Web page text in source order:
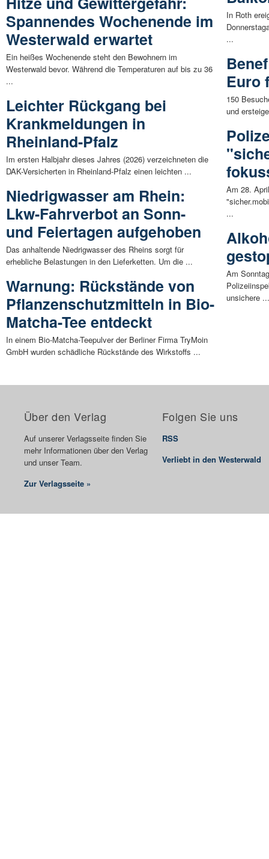
Spannendes Wochenende im
Westerwald erwartet
Ein heißes Wochenende steht den Bewohnern im
Westerwald bevor. Während die Temperaturen auf bis zu 36
...
Leichter Rückgang bei
Krankmeldungen in
Rheinland-Pfalz
Im ersten Halbjahr dieses Jahres (2026) verzeichneten die
DAK-Versicherten in Rheinland-Pfalz einen leichten ...
Niedrigwasser am Rhein:
Lkw-Fahrverbot an Sonn-
und Feiertagen aufgehoben
Das anhaltende Niedrigwasser des Rheins sorgt für
erhebliche Belastungen in den Lieferketten. Um die ...
Warnung: Rückstände von
Pflanzenschutzmitteln in Bio-
Matcha-Tee entdeckt
In einem Bio-Matcha-Teepulver der Berliner Firma TryMoin
GmbH wurden schädliche Rückstände des Wirkstoffs ...
In Roth
...
Euro
150
und
Am 28.
...
Am
unsichere
Über den Verlag
Auf unserer Verlagsseite finden Sie
mehr Informationen über den Verlag
und unser Team.
Zur Verlagsseite »
Folgen Sie uns
RSS
Verliebt in den Westerwald